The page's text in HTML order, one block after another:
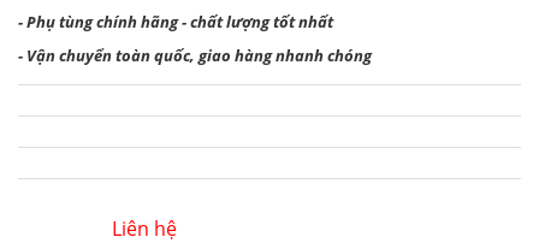
- Phụ tùng chính hãng - chất lượng tốt nhất
- Vận chuyển toàn quốc, giao hàng nhanh chóng
Liên hệ